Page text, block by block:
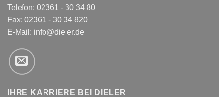
Telefon: 02361 - 30 34 80
Fax: 02361 - 30 34 820
E-Mail: info@dieler.de
IHRE KARRIERE BEI DIELER